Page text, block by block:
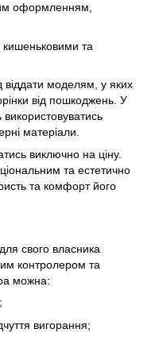
оформленням,
та
моделям, у яких
від пошкоджень. У
матеріали.
виключно на ціну.
та естетично
та комфорт його
свого власника
контролером та
можна:
вигорання;